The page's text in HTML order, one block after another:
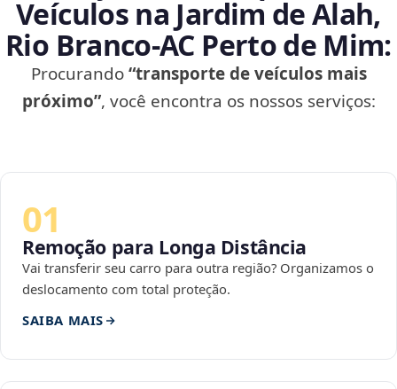
Veículos na Jardim de Alah,
Rio Branco‑AC Perto de Mim:
Procurando“transporte de veículos mais
próximo”, você encontra os nossos serviços:
01
Remoção para Longa Distância
Vai transferir seu carro para outra região? Organizamos o
deslocamento com total proteção.
SAIBA MAIS